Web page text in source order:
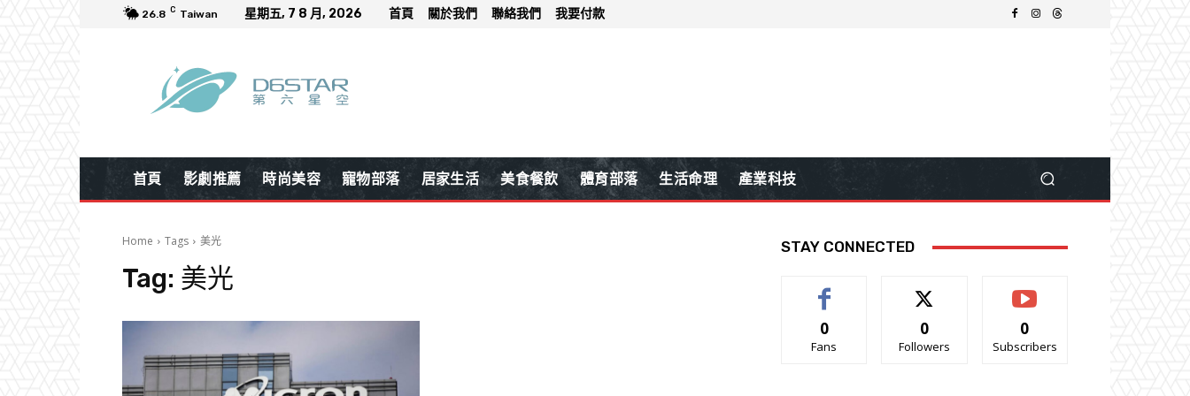
26.8 C Taiwan 星期五, 7 8 月, 2026 首頁 關於我們 聯絡我們 我要付款
首頁 影劇推薦 時尚美容 寵物部落 居家生活 美食餐飲 體育部落 生活命理 產業科技
Home Tags 美光
Tag: 美光
STAY CONNECTED
0
Fans
0
Followers
0
Subscribers